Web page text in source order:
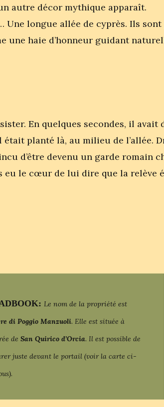
autre décor mythique apparaît.
longue allée de cyprès. Ils
une haie d’honneur guidant
En quelques secondes, il avait
était planté là, au milieu de l’allée.
d’être devenu un garde romain
eu le cœur de lui dire que la relève
Le nom de la propriété est
di Poggio Manzuoli. Elle est située à
de San Quirico d’Orcia. Il est possible de
juste devant le portail (voir la carte ci-